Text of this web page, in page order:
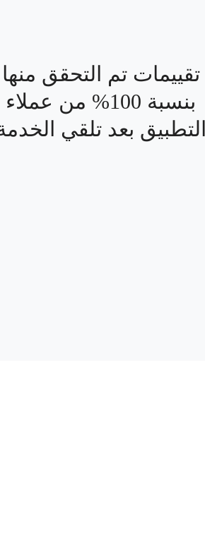
تقييمات تم التحقق منها
بنسبة 100% من عملاء
التطبيق بعد تلقي